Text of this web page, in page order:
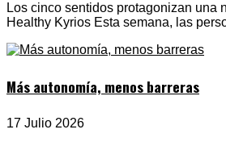
Los cinco sentidos protagonizan una
Healthy Kyrios Esta semana, las
Más autonomía, menos barreras
17 Julio 2026